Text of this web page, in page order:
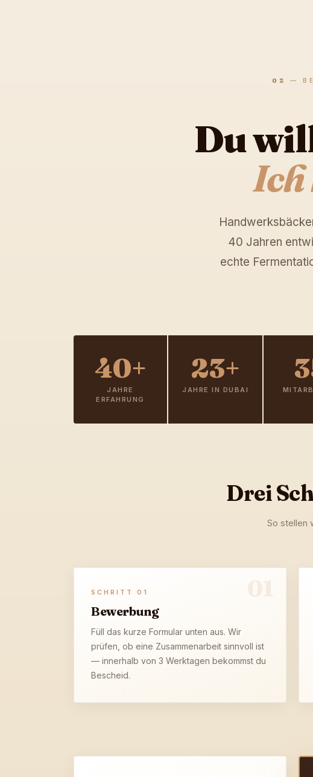
02 —
Du
Ich
40 Jahren
echte
40+
JAHRE
ERFAHRUNG
23+
JAHRE IN DUBAI
Drei
So stellen
01
SCHRITT 01
Bewerbung
Füll das kurze Formular unten aus. Wir
prüfen, ob eine Zusammenarbeit sinnvoll ist
— innerhalb von 3 Werktagen bekommst du
Bescheid.